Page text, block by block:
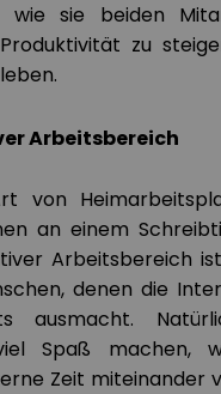
wie sie beiden
zu
Arbeitsbereich
von
an einem
Arbeitsbereich
denen die
ausmacht.
Spaß machen,
Zeit miteinander